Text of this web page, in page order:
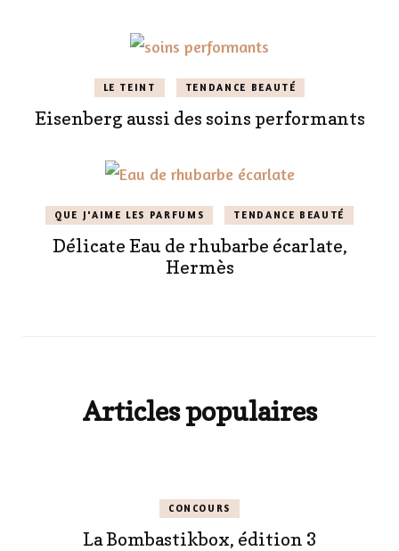
LE TEINT TENDANCE BEAUTÉ
Eisenberg aussi des soins performants
QUE J'AIME LES PARFUMS TENDANCE BEAUTÉ
Délicate Eau de rhubarbe écarlate,
Hermès
Articles populaires
CONCOURS
La Bombastikbox, édition 3